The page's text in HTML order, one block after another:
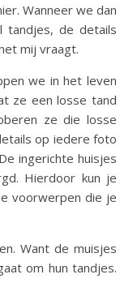
Wanneer we dan
tandjes, de details
mij vraagt.
we in het leven
ze een losse tand
ze die losse
op iedere foto
ingerichte huisjes
Hierdoor kun je
voorwerpen die je
Want de muisjes
om hun tandjes.